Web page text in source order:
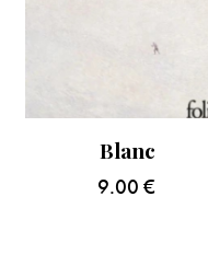
Blanc
9.00 €